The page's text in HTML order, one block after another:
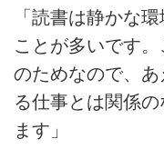
「読書は静かな
ことが多いです
のためなので、
る仕事とは関係
ます」